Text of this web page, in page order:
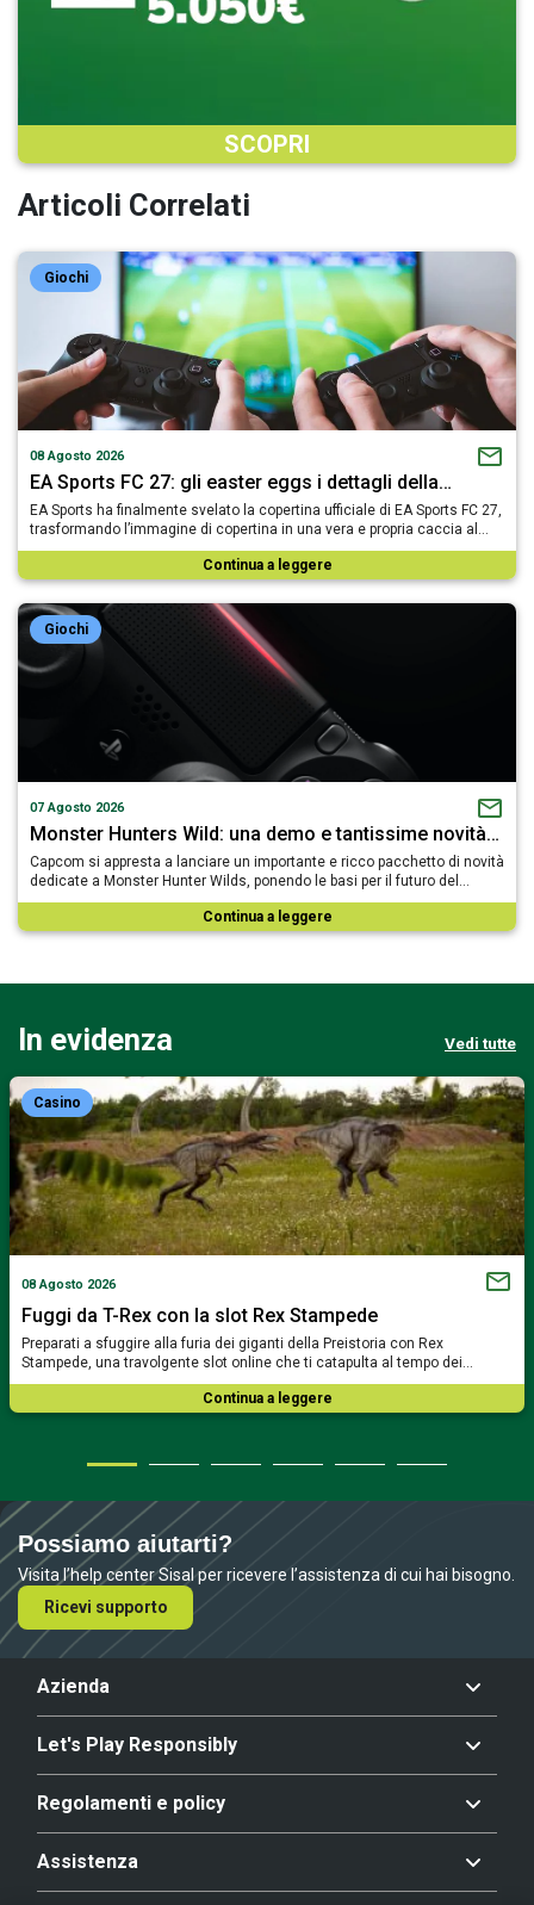
SCOPRI
Articoli Correlati
Giochi
08 Agosto 2026
EA Sports FC 27: gli easter eggs i dettagli della…
EA Sports ha finalmente svelato la copertina ufficiale di EA Sports FC 27,
trasformando l’immagine di copertina in una vera e propria caccia al…
Continua a leggere
Giochi
07 Agosto 2026
Monster Hunters Wild: una demo e tantissime novità…
Capcom si appresta a lanciare un importante e ricco pacchetto di novità
dedicate a Monster Hunter Wilds, ponendo le basi per il futuro del…
Continua a leggere
In evidenza Vedi tutte
Casino
08 Agosto 2026
Fuggi da T-Rex con la slot Rex Stampede
Preparati a sfuggire alla furia dei giganti della Preistoria con Rex
Stampede, una travolgente slot online che ti catapulta al tempo dei…
Continua a leggere
Possiamo aiutarti?
Visita l’help center Sisal per ricevere l’assistenza di cui hai bisogno.
Ricevi supporto
Azienda
Let's Play Responsibly
Regolamenti e policy
Assistenza